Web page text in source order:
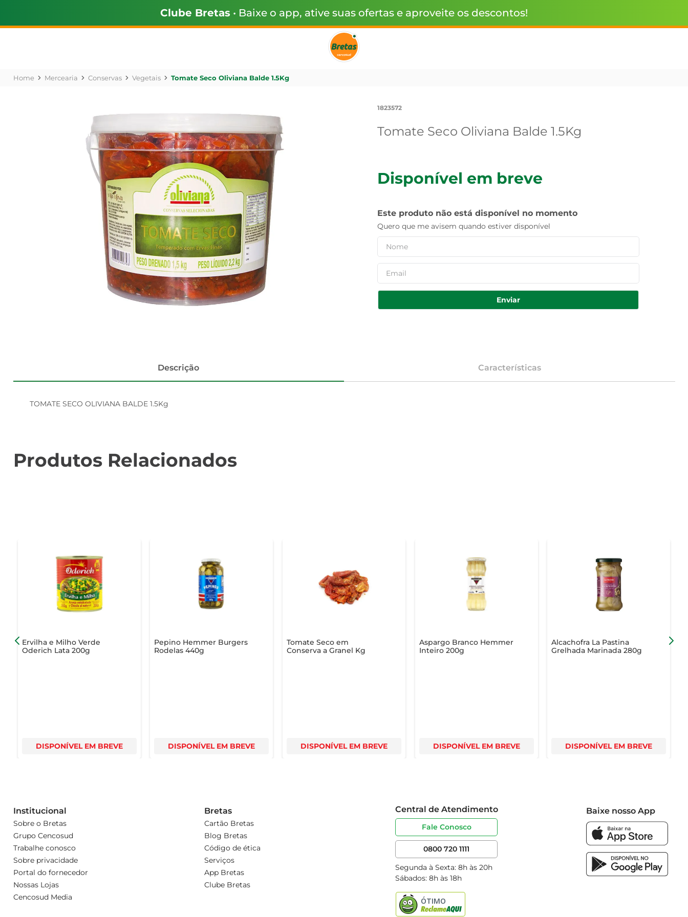
Clube Bretas • Baixe o app, ative suas ofertas e aproveite os descontos!
Mercearia Conservas Vegetais Tomate Seco Oliviana Balde 1.5Kg
1823572
Tomate Seco Oliviana Balde 1.5Kg
Disponível em breve
Este produto não está disponível no momento
Quero que me avisem quando estiver disponível
Enviar
Descrição Características
TOMATE SECO OLIVIANA BALDE 1.5Kg
Produtos Relacionados
Ervilha e Milho Verde
Oderich Lata 200g
DISPONÍVEL EM BREVE
Pepino Hemmer Burgers
Rodelas 440g
DISPONÍVEL EM BREVE
Tomate Seco em
Conserva a Granel Kg
DISPONÍVEL EM BREVE
Aspargo Branco Hemmer
Inteiro 200g
DISPONÍVEL EM BREVE
Alcachofra La Pastina
Grelhada Marinada 280g
DISPONÍVEL EM BREVE
Institucional
Sobre o Bretas
Grupo Cencosud
Trabalhe conosco
Sobre privacidade
Portal do fornecedor
Nossas Lojas
Cencosud Media
Bretas
Cartão Bretas
Blog Bretas
Código de ética
Serviços
App Bretas
Clube Bretas
Central de Atendimento
Fale Conosco
0800 720 1111
Segunda à Sexta: 8h às 20h
Sábados: 8h às 18h
Baixe nosso App